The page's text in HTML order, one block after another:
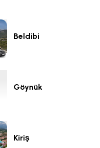
Beldibi
Göynük
Kiriş